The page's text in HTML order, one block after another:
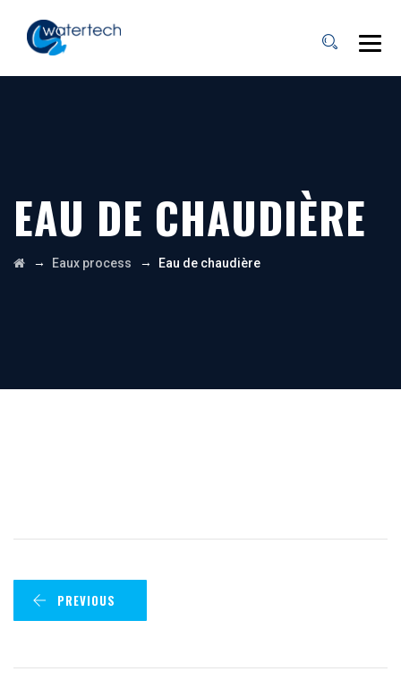
EAU DE CHAUDIÈRE
→ Eaux process → Eau de chaudière
PREVIOUS